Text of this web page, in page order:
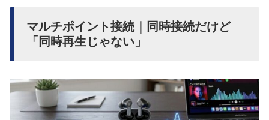
マルチポイント接続｜同時接続だけど
「同時再生じゃない」